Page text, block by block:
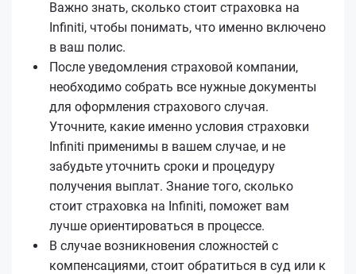
Важно знать, сколько стоит страховка на
Infiniti, чтобы понимать, что именно включено
в ваш полис.
После уведомления страховой компании,
необходимо собрать все нужные документы
для оформления страхового случая.
Уточните, какие именно условия страховки
Infiniti применимы в вашем случае, и не
забудьте уточнить сроки и процедуру
получения выплат. Знание того, сколько
стоит страховка на Infiniti, поможет вам
лучше ориентироваться в процессе.
В случае возникновения сложностей с
компенсациями, стоит обратиться в суд или к